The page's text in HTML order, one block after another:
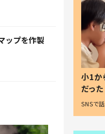
ップを作製
小1か
だっ
る理
SNSで